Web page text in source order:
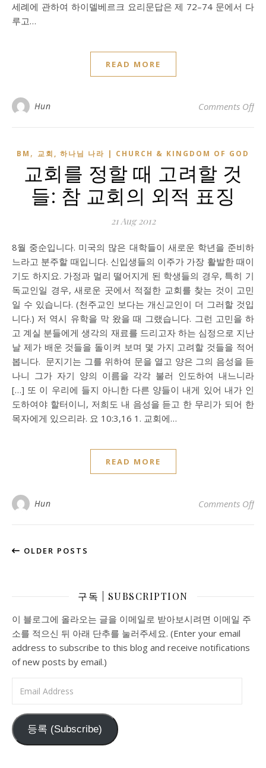
세례에 관하여 하이델베르크 요리문답은 제 72–74 문에서 다
루고…
READ MORE
Hun Comments Offon
BM , 교회, 하나님 나라 | CHURCH & KINGDOM OF GOD
교회를 정할 때 고려할 것
들: 참 교회의 외적 표징
21 Aug 2012
8월 중순입니다. 미국의 많은 대학들이 새로운 학년을 준비하
느라고 분주할 때입니다. 신입생들의 이주가 가장 활발한 때이
기도 하지요. 가정과 멀리 떨어지게 된 학생들의 경우, 특히 기
독교인일 경우, 새로운 곳에서 적절한 교회를 찾는 것이 고민
일 수 있습니다. (천주교인 보다는 개신교인이 더 그러할 것입
니다.) 저 역시 유학을 막 왔을 때 그랬습니다. 그런 고민을 하
고 계실 분들에게 생각의 재료를 드리고자 하는 심정으로 지난
날 제가 배운 것들을 돌이켜 보며 몇 가지 고려할 것들을 적어
봅니다. 문지기는 그를 위하여 문을 열고 양은 그의 음성을 듣
나니 그가 자기 양의 이름을 각각 불러 인도하여 내느니라
[…] 또 이 우리에 들지 아니한 다른 양들이 내게 있어 내가 인
도하여야 할터이니, 저희도 내 음성을 듣고 한 무리가 되어 한
목자에게 있으리라. 요 10:3,16 1. 교회에…
READ MORE
Hun Comments Offon
OLDER POSTS
구독 | SUBSCRIPTION
이 블로그에 올라오는 글을 이메일로 받아보시려면 이메일 주
소를 적으신 뒤 아래 단추를 눌러주세요. (Enter your email
address to subscribe to this blog and receive notifications
of new posts by email.)
등록 (Subscribe)